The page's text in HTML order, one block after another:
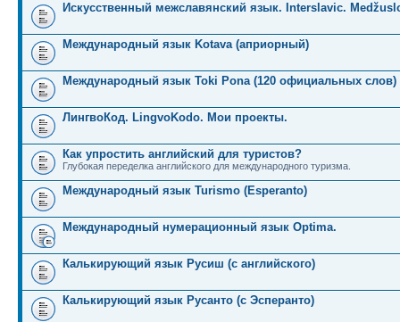
Искусственный межславянский язык. Interslavic.
Международный язык Kotava (априорный)
Международный язык Toki Pona (120 официальных слов)
ЛингвоКод. LingvoKodo. Мои проекты.
Как упростить английский для туристов?
Глубокая переделка английского для международного туризма.
Международный язык Turismo (Esperanto)
Международный нумерационный язык Optima.
Калькирующий язык Русиш (с английского)
Калькирующий язык Русанто (с Эсперанто)